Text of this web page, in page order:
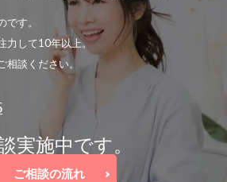
す。
力して10年以上。
談ください。
実施中です。
ご相談の流れ